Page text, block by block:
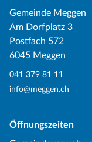
Gemeinde Meggen
Am Dorfplatz 3
Postfach 572
6045 Meggen
041 379 81 11
info@meggen.ch
Öffnungszeiten